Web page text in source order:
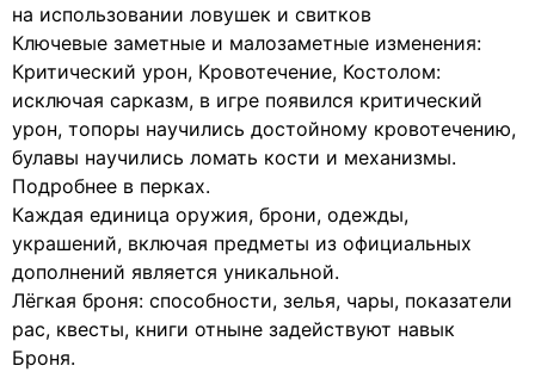
на использовании ловушек и свитков
Ключевые заметные и малозаметные изменения:
Критический урон, Кровотечение, Костолом:
исключая сарказм, в игре появился критический
урон, топоры научились достойному кровотечению,
булавы научились ломать кости и механизмы.
Подробнее в перках.
Каждая единица оружия, брони, одежды,
украшений, включая предметы из официальных
дополнений является уникальной.
Лёгкая броня: способности, зелья, чары, показатели
рас, квесты, книги отныне задействуют навык
Броня.